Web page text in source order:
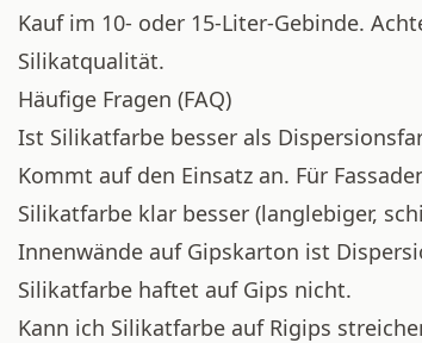
Kauf im 10- oder 15-Liter-Gebinde.
Silikatqualität.
Häufige Fragen (FAQ)
Ist Silikatfarbe besser als
Kommt auf den Einsatz an. Für
Silikatfarbe klar besser (langlebiger,
Innenwände auf Gipskarton ist
Silikatfarbe haftet auf Gips nicht.
Kann ich Silikatfarbe auf Rigips